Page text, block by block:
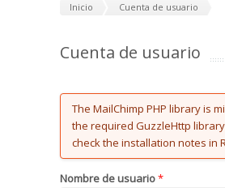
Inicio Cuenta de usuario
Cuenta de usuario
Error message
The MailChimp PHP library is
the required GuzzleHttp
check the installation notes in
Nombre de usuario*